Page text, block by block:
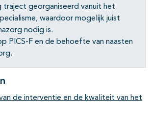
traject georganiseerd vanuit het
waardoor mogelijk juist
nodig is.
PICS-F en de behoefte van naasten
de interventie en de kwaliteit van het